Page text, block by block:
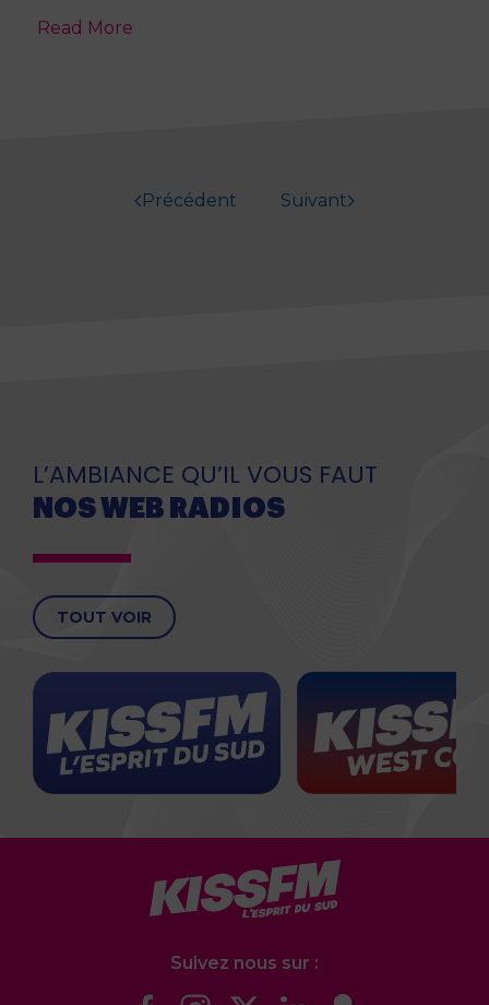
Read More
Précédent Suivant
L’AMBIANCE QU’IL VOUS FAUT
NOS WEB RADIOS
TOUT VOIR
Suivez nous sur :